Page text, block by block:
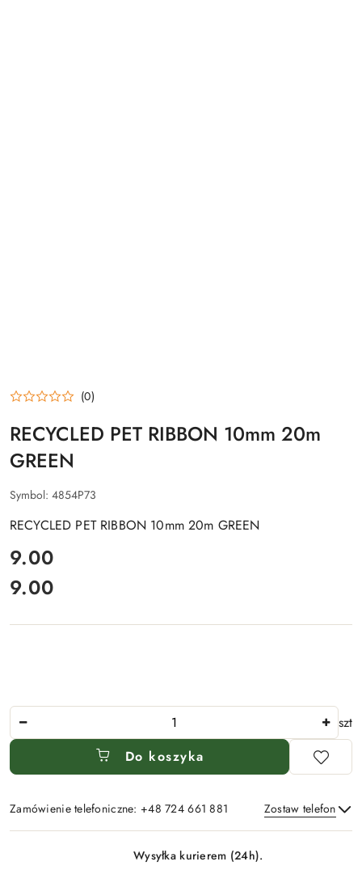
(0)
RECYCLED PET RIBBON 10mm 20m
GREEN
Symbol: 4854P73
RECYCLED PET RIBBON 10mm 20m GREEN
cena:
9.00
Cena:
9.00
szt
Do koszyka
Zamówienie telefoniczne: +48 724 661 881 Zostaw telefon
Wysyłka kurierem (24h).